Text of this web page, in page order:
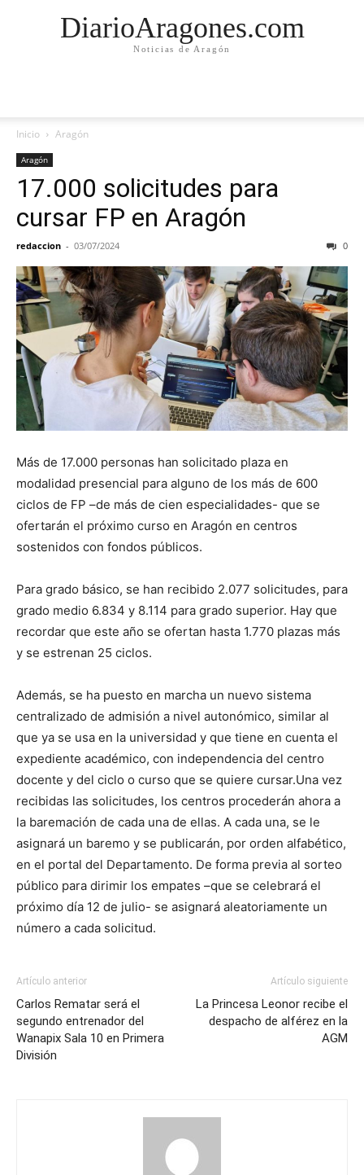
DiarioAragones.com
Noticias de Aragón
Inicio Aragón
Aragón
17.000 solicitudes para
cursar FP en Aragón
redaccion - 03/07/2024 0
Más de 17.000 personas han solicitado plaza en
modalidad presencial para alguno de los más de 600
ciclos de FP –de más de cien especialidades- que se
ofertarán el próximo curso en Aragón en centros
sostenidos con fondos públicos.
Para grado básico, se han recibido 2.077 solicitudes, para
grado medio 6.834 y 8.114 para grado superior. Hay que
recordar que este año se ofertan hasta 1.770 plazas más
y se estrenan 25 ciclos.
Además, se ha puesto en marcha un nuevo sistema
centralizado de admisión a nivel autonómico, similar al
que ya se usa en la universidad y que tiene en cuenta el
expediente académico, con independencia del centro
docente y del ciclo o curso que se quiere cursar.Una vez
recibidas las solicitudes, los centros procederán ahora a
la baremación de cada una de ellas. A cada una, se le
asignará un baremo y se publicarán, por orden alfabético,
en el portal del Departamento. De forma previa al sorteo
público para dirimir los empates –que se celebrará el
próximo día 12 de julio- se asignará aleatoriamente un
número a cada solicitud.
Artículo anterior
Carlos Rematar será el
segundo entrenador del
Wanapix Sala 10 en Primera
División
Artículo siguiente
La Princesa Leonor recibe el
despacho de alférez en la
AGM